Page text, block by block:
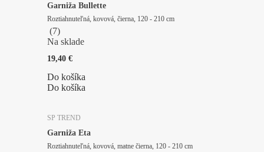
Garniža Bullette
Roztiahnuteľná, kovová, čierna, 120 - 210 cm
(7)
Na sklade
19,40 €
Do košíka
Do košíka
SP TREND
Garniža Eta
Roztiahnuteľná, kovová, matne čierna, 120 - 210 cm